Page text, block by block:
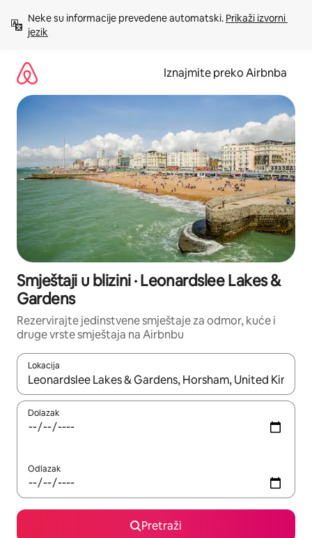
sadržaj
Neke su informacije prevedene automatski. Prikaži izvorni
jezik
Iznajmite preko Airbnba
Smještaji u blizini · Leonardslee Lakes &
Gardens
Rezervirajte jedinstvene smještaje za odmor, kuće i
druge vrste smještaja na Airbnbu
Lokacija
Kada budu dostupni rezultati, moći ćete ih pregledati
Dolazak
Odlazak
Pretraži